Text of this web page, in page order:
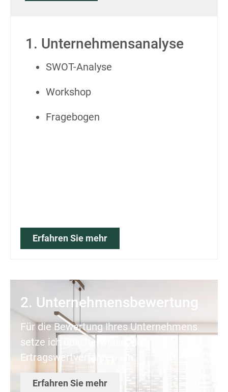
1. Unternehmens­analyse
SWOT-Analyse
Workshop
Fragebogen
Erfahren Sie mehr
2. Unternehmens­bewertung
Für die Bewertung Ihres Unternehmens
setze ich üblicherweise das
Ertragswertverfahren ein.
Erfahren Sie mehr